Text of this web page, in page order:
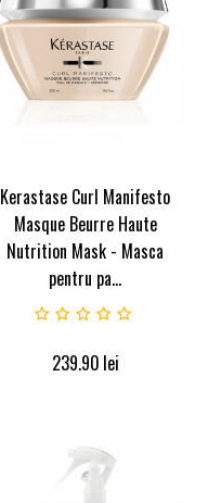
Kerastase Curl Manifesto
Masque Beurre Haute
Nutrition Mask - Masca
pentru pa...
239.90 lei